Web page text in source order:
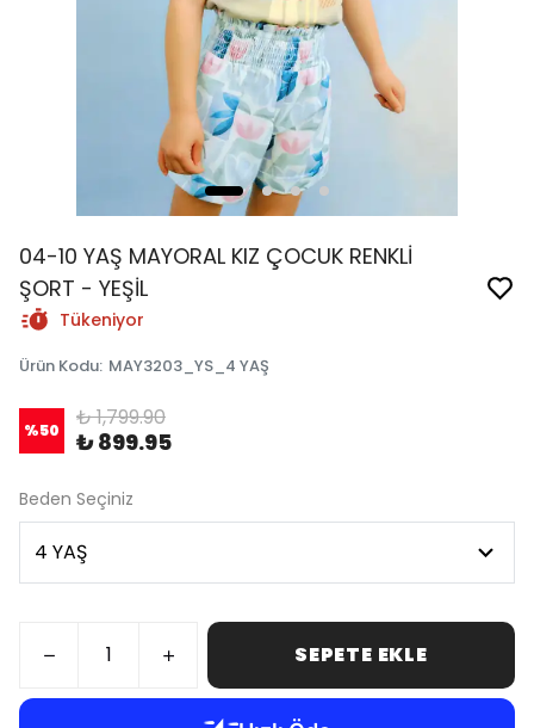
04-10 YAŞ MAYORAL KIZ ÇOCUK RENKLİ
ŞORT - YEŞİL
Tükeniyor
Ürün Kodu: MAY3203_YS_4 YAŞ
%50 ₺ 1,799.90
₺ 899.95
Beden Seçiniz
SEPETE EKLE